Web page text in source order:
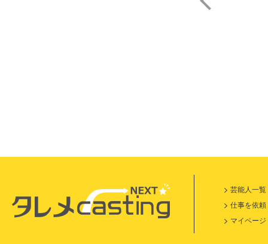
芸能人一覧
仕事を依頼
マイページ